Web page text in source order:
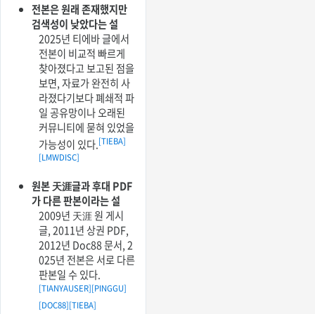
전본은 원래 존재했지만
검색성이 낮았다는 설
2025년 티에바 글에서
전본이 비교적 빠르게
찾아졌다고 보고된 점을
보면, 자료가 완전히 사
라졌다기보다 폐쇄적 파
일 공유망이나 오래된
커뮤니티에 묻혀 있었을
가능성이 있다.[TIEBA]
[LMWDISC]
원본 天涯글과 후대 PDF
가 다른 판본이라는 설
2009년 天涯 원 게시
글, 2011년 상권 PDF,
2012년 Doc88 문서, 2
025년 전본은 서로 다른
판본일 수 있다.
[TIANYAUSER][PINGGU]
[DOC88][TIEBA]